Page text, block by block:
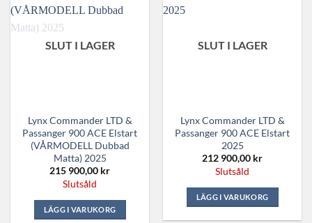
SLUT I LAGER
Lynx Commander LTD &
Passanger 900 ACE Elstart
(VÅRMODELL Dubbad
Matta) 2025
215 900,00 kr
Slutsåld
LÄGG I VARUKORG
SLUT I LAGER
Lynx Commander LTD &
Passanger 900 ACE Elstart
2025
212 900,00 kr
Slutsåld
LÄGG I VARUKORG